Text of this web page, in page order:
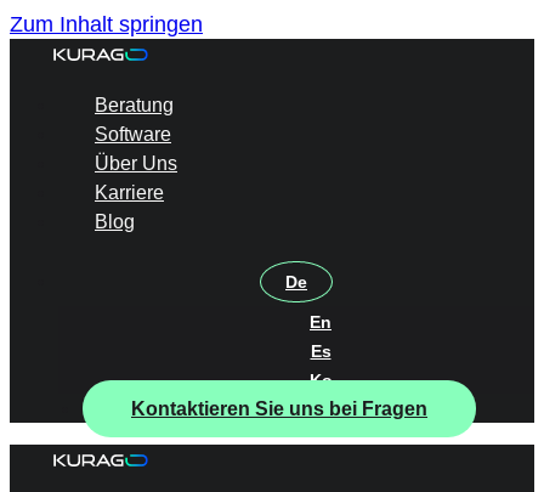
Zum Inhalt springen
Beratung
Software
Über Uns
Karriere
Blog
De
En
Es
Ko
Kontaktieren Sie uns bei Fragen